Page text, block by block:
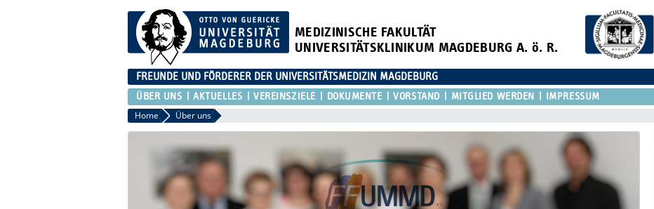
MEDIZINISCHE FAKULTÄT
UNIVERSITÄTSKLINIKUM MAGDEBURG A. ö. R.
FREUNDE UND FÖRDERER DER UNIVERSITÄTSMEDIZIN MAGDEBURG
ÜBER UNS AKTUELLES VEREINSZIELE DOKUMENTE VORSTAND MITGLIED WERDEN IMPRESSUM
Home Über uns